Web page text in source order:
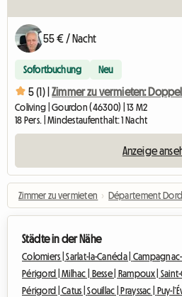
55 € / Nacht
Sofortbuchung Neu
5 (1) |
Coliving | Gourdon (46300) | 13 M2
18 Pers. | Mindestaufenthalt: 1 Nacht
Anzeige
Zimmer zu vermieten › Département
Städte in der Nähe
Colomiers |Sarlat-la-Canéda |
Périgord |Milhac | Besse | Rampoux |
Périgord |Catus |Souillac |Prayssac | Puy-